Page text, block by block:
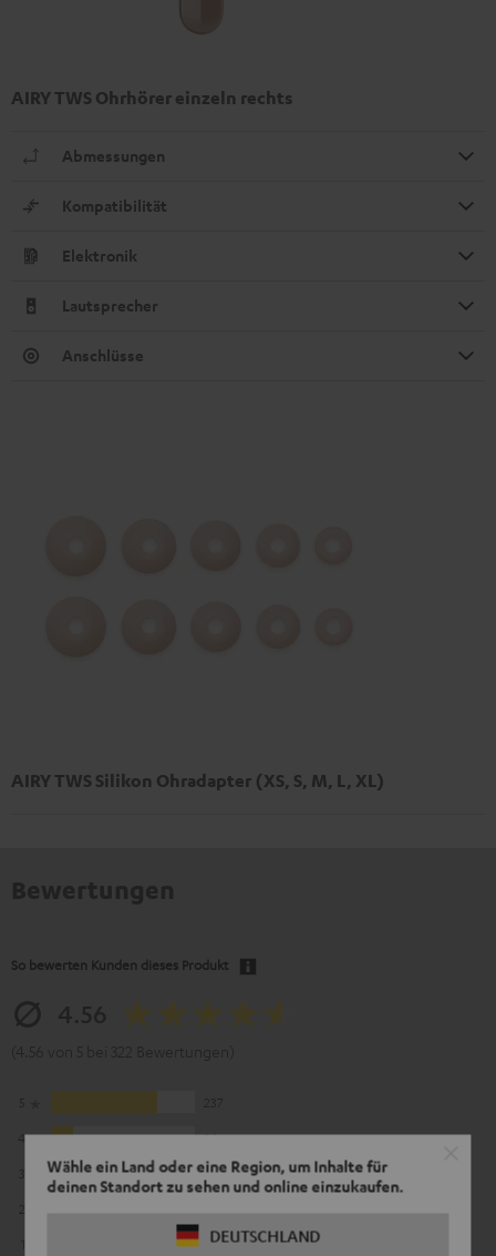
Wähle ein Land oder eine Region, um Inhalte für
deinen Standort zu sehen und online einzukaufen.
DEUTSCHLAND
AIRY TWS Ohrhörer einzeln rechts
Abmessungen
Kompatibilität
Elektronik
Lautsprecher
Anschlüsse
AIRY TWS Silikon Ohradapter (XS, S, M, L, XL)
So bewerten Kunden dieses Produkt
4
50
18